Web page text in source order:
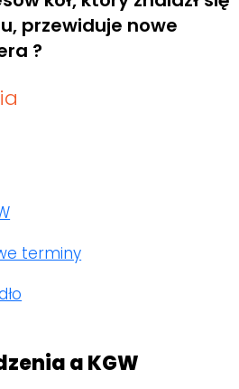
przewiduje nowe
?
terminy
a KGW